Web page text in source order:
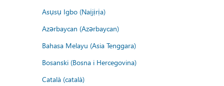
Asụsụ Igbo (Naịjịrịa)
Azərbaycan (Azərbaycan)
Bahasa Melayu (Asia Tenggara)
Bosanski (Bosna i Hercegovina)
Català (català)